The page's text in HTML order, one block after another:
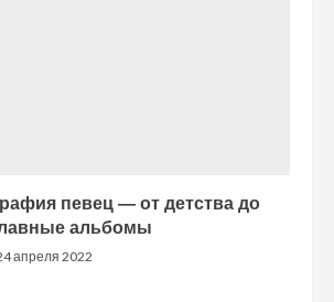
певец — от детства до
альбомы
апреля 2022